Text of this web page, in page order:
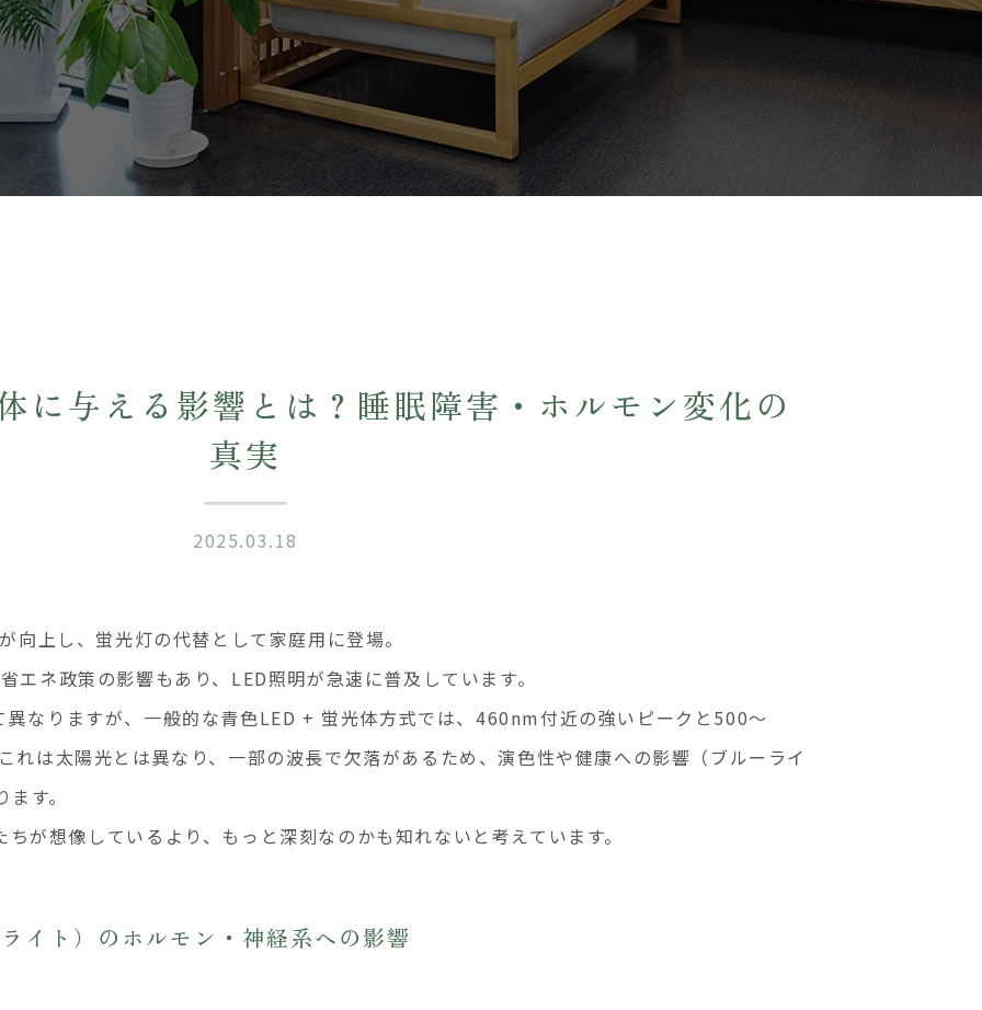
に与える影響とは？睡眠障害・ホルモン変化の
真実
2025.03.18
上し、蛍光灯の代替として家庭用に登場。
ネ政策の影響もあり、LED照明が急速に普及しています。
異なりますが、一般的な青色LED + 蛍光体方式では、460nm付近の強いピークと500～
れは太陽光とは異なり、一部の波長で欠落があるため、演色性や健康への影響（ブルーライ
す。
が想像しているより、もっと深刻なのかも知れないと考えています。
イト）のホルモン・神経系への影響